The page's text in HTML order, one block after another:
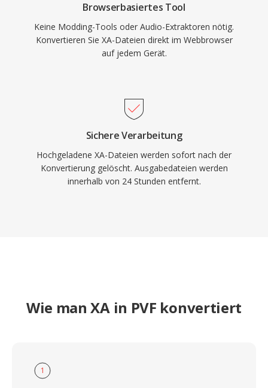
Browserbasiertes Tool
Keine Modding-Tools oder Audio-Extraktoren nötig.
Konvertieren Sie XA-Dateien direkt im Webbrowser
auf jedem Gerät.
Sichere Verarbeitung
Hochgeladene XA-Dateien werden sofort nach der
Konvertierung gelöscht. Ausgabedateien werden
innerhalb von 24 Stunden entfernt.
Wie man XA in PVF konvertiert
1